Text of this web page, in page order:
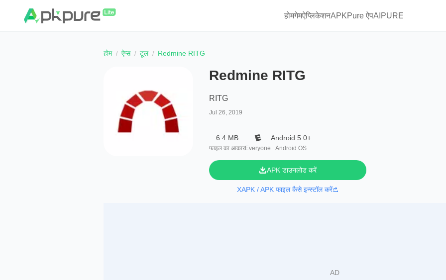
होमगेमऐप्लिकेशनAPKPure ऐपAIPURE
होम ऐप्स टूल Redmine RITG
Redmine RITG
RITG
Jul 26, 2019
6.4 MB
फाइल का आकारEveryone
Android 5.0+
Android OS
APK डाउनलोड करें
XAPK / APK फाइल कैसे इन्स्टॉल करें